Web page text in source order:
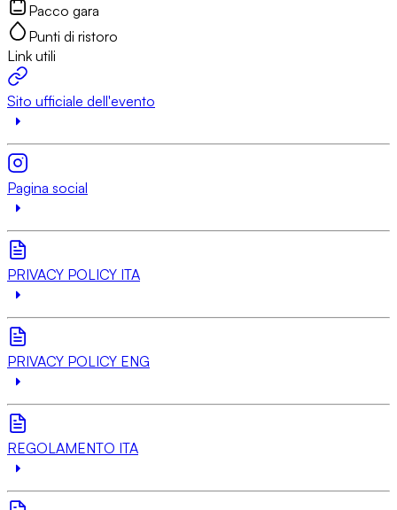
Pacco gara
Punti di ristoro
Link utili
Sito ufficiale dell'evento
Pagina social
PRIVACY POLICY ITA
PRIVACY POLICY ENG
REGOLAMENTO ITA